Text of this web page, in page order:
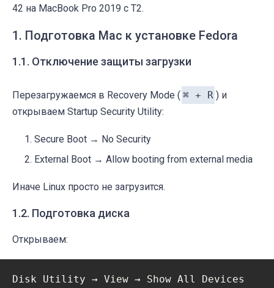
42 на MacBook Pro 2019 с T2.
1. Подготовка Mac к установке Fedora
1.1. Отключение защиты загрузки
Перезагружаемся в Recovery Mode ( ⌘ + R ) и
открываем Startup Security Utility:
Secure Boot → No Security
External Boot → Allow booting from external media
Иначе Linux просто не загрузится.
1.2. Подготовка диска
Открываем: